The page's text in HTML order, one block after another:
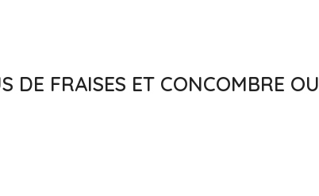
DE FRAISES ET CONCOMBRE OU